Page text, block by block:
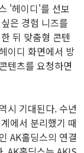
'헤이디'를 선보
은 경험 니즈를
뒤 맞춤형 콘텐
이디 화면에서 방
텐츠를 요청하면
시 기대된다. 수년
에서 분리했기 때
AK홀딩스의 연결